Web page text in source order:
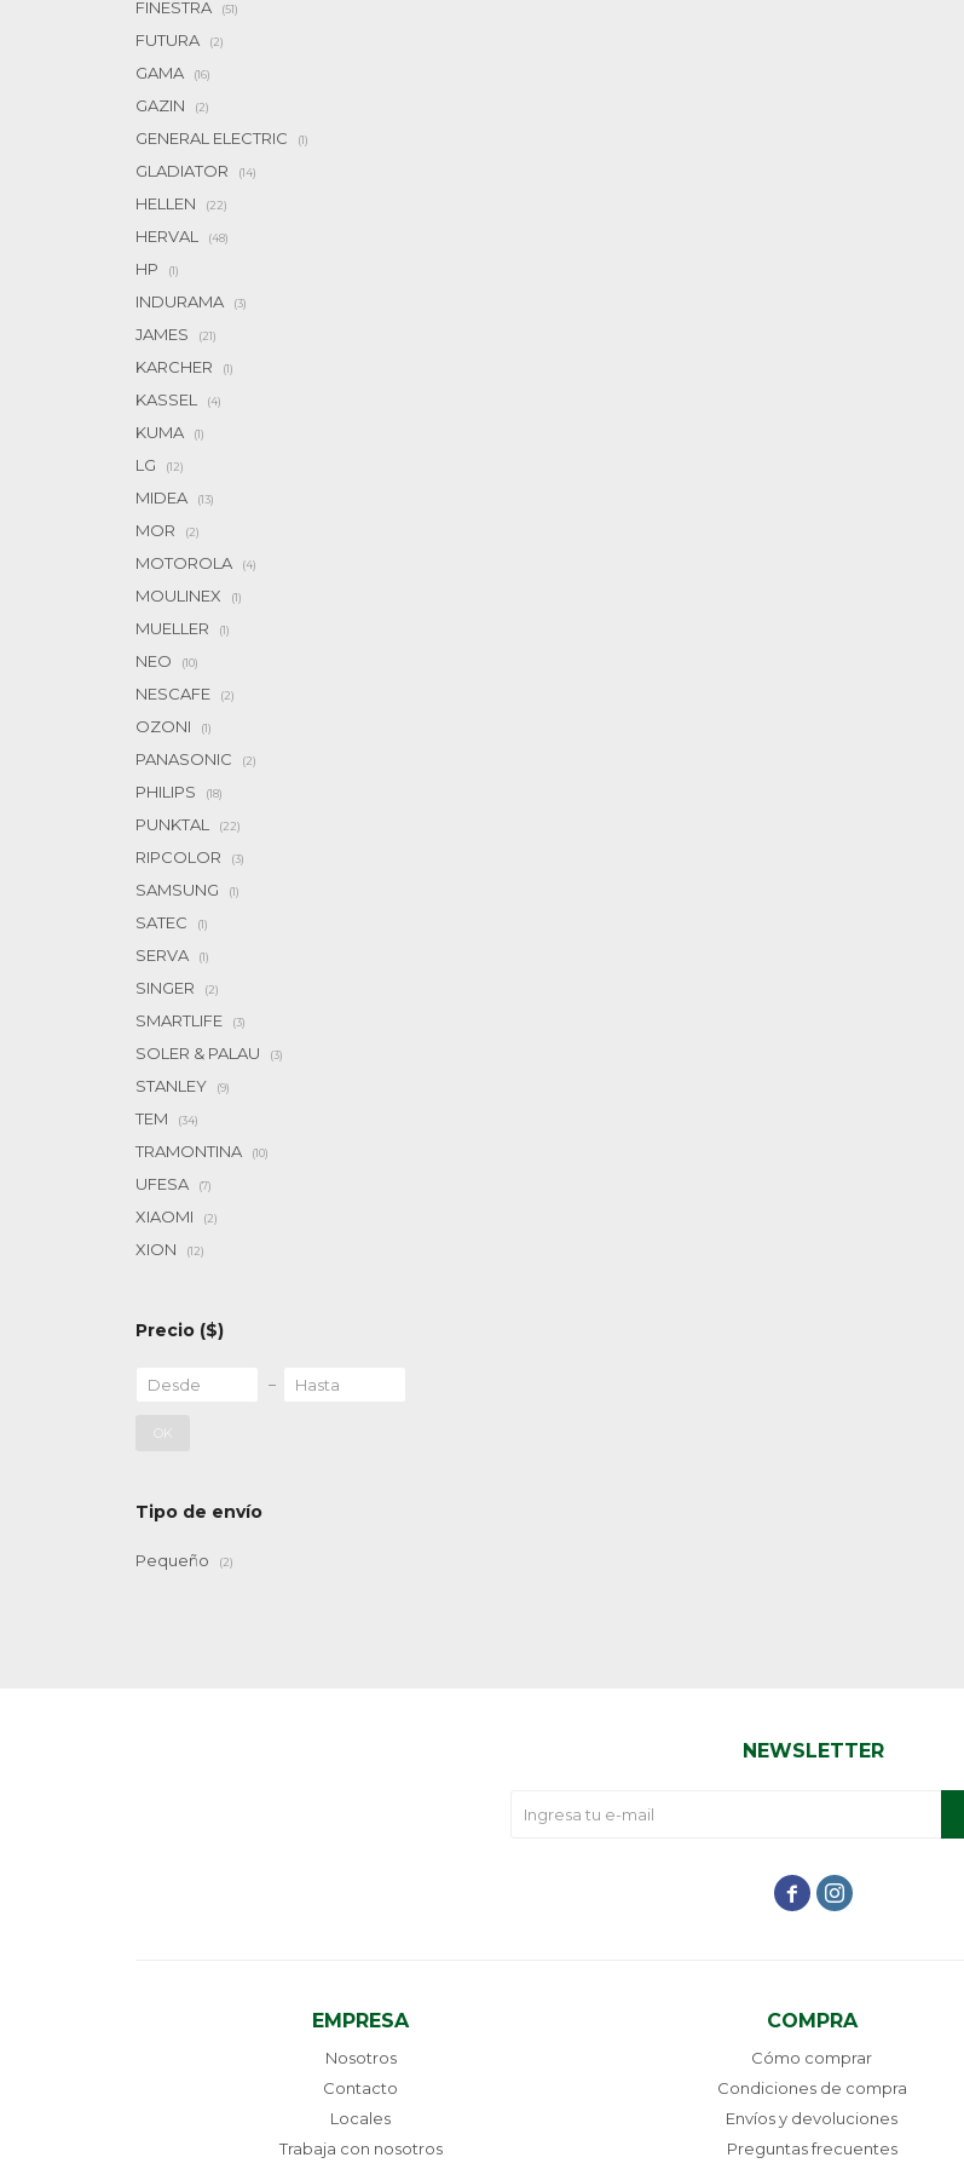
FINESTRA (51)
FUTURA (2)
GAMA (16)
GAZIN (2)
GENERAL ELECTRIC (1)
GLADIATOR (14)
HELLEN (22)
HERVAL (48)
HP (1)
INDURAMA (3)
JAMES (21)
KARCHER (1)
KASSEL (4)
KUMA (1)
LG (12)
MIDEA (13)
MOR (2)
MOTOROLA (4)
MOULINEX (1)
MUELLER (1)
NEO (10)
NESCAFE (2)
OZONI (1)
PANASONIC (2)
PHILIPS (18)
PUNKTAL (22)
RIPCOLOR (3)
SAMSUNG (1)
SATEC (1)
SERVA (1)
SINGER (2)
SMARTLIFE (3)
SOLER & PALAU (3)
STANLEY (9)
TEM (34)
TRAMONTINA (10)
UFESA (7)
XIAOMI (2)
XION (12)
Precio ($)
OK
Tipo de envío
Pequeño (2)
EMPRESA
Nosotros
Contacto
Locales
Trabaja con nosotros
COMPRA
Cómo comprar
Condiciones de compra
Envíos y devoluciones
Preguntas frecuentes
NEWSLETTER
 